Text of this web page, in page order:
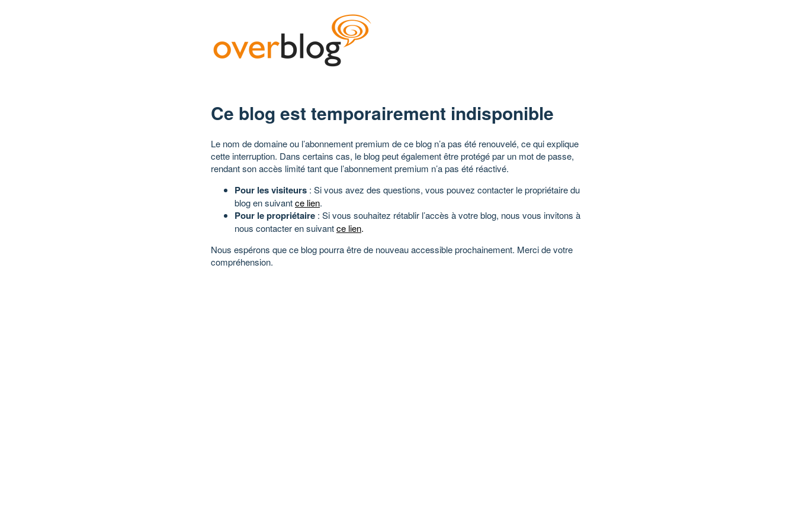
Ce blog est temporairement indisponible
Le nom de domaine ou l’abonnement premium de ce blog n’a pas été renouvelé, ce qui explique
cette interruption. Dans certains cas, le blog peut également être protégé par un mot de passe,
rendant son accès limité tant que l’abonnement premium n’a pas été réactivé.
Pour les visiteurs : Si vous avez des questions, vous pouvez contacter le propriétaire du
blog en suivantce lien.
Pour le propriétaire : Si vous souhaitez rétablir l’accès à votre blog, nous vous invitons à
nous contacter en suivantce lien.
Nous espérons que ce blog pourra être de nouveau accessible prochainement. Merci de votre
compréhension.